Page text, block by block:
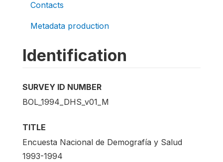
Contacts
Metadata production
Identification
SURVEY ID NUMBER
BOL_1994_DHS_v01_M
TITLE
Encuesta Nacional de Demografía y Salud
1993-1994